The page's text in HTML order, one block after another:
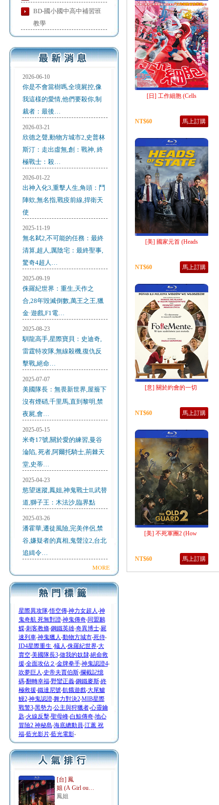
BD-國小國中高中補習班
教學
2026-06-10
你是不會當樹嗎,全境屍控,像
我這樣的愛情,他們要殺你,制
裁者：最後…
2026-03-21
欣德之聲,動物方城市2,史普林
斯汀：走出虛無,創：戰神, 終
極戰士：殺…
2026-01-22
出神入化3,重擊人生,角頭：鬥
陣欸,無名指,戰疫前線,捍衛天
使
2025-11-19
無名弒2,不可能的任務：最終
清算,超人,厲陰宅：最終聖事,
驚奇4超人…
2025-09-19
侏羅紀世界：重生,天作之
合,28年毀滅倒數,萬王之王,獵
金·遊戲,F1電…
2025-08-23
馴龍高手,星際寶貝：史迪奇,
雷霆特攻隊,無線殺機,復仇反
擊戰,絕命…
2025-07-07
美國隊長：無畏新世界,屋簷下
沒有煙硝,千里馬,直到黎明,禁
夜屍,會…
2025-05-15
米奇17號,關於愛的練習,曼谷
淪陷, 死者,阿爾托騎士,荊棘天
堂,史蒂…
2025-04-23
慾望迷蹤,鳳姐,神鬼戰士II,武替
道,獅子王：木法沙,臨界點
2025-03-26
潘霍華,遷徒風險,完美伴侶,禁
谷,嫌疑者的真相,鬼聲泣2,台北
追緝令…
MORE
星際異攻隊‧悟空傳‧神力女超人 ‧神
鬼奇航 死無對證‧神鬼傳奇‧同盟鶼
鰈‧刺客教條‧鋼鐵英雄‧奇異博士‧屍
速列車‧神鬼獵人 ‧動物方城市‧死侍‧
ID4星際重生 ‧蟻人 ‧侏羅紀世界‧大
賣空‧美國隊長3‧做我的奴隸‧絕命救
援‧全面攻佔２ ‧金牌拳手‧神鬼認證4‧
吹夢巨人 ‧史帝夫賈伯斯‧攔截記憶
碼‧翻轉幸福‧野蠻正義‧鋼鐵麥斯‧終
極救援‧鐵達尼號‧飢餓遊戲‧大尾鱸
鰻2‧神鬼認證‧舞力對決2‧MIB星際
戰警3‧黑勢力‧公主與狩獵者‧心靈鑰
匙‧火線反擊‧聖母峰‧白鯨傳奇‧地心
冒險2 神秘島‧海底總動員‧江蕙 祝
福‧藍光影片‧藍光電影‧
[台] 鳳
姐 (A Girl ou…
鳳姐
[日] 工作細胞 (Cells
NT$60 馬上訂購
[美] 國家元首 (Heads
NT$60 馬上訂購
[意] 關於約會的一切
NT$60 馬上訂購
[美] 不死軍團2 (How
NT$60 馬上訂購